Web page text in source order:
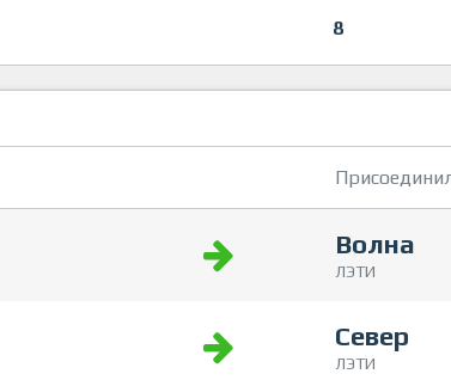
8
Волна
ЛЭТИ
Север
ЛЭТИ